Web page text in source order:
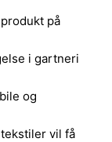
på
i gartneri
og
vil få